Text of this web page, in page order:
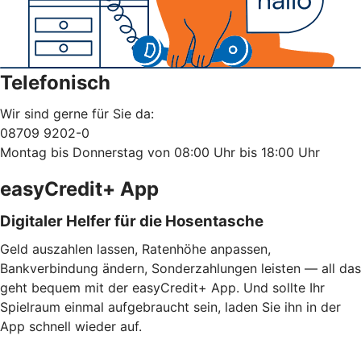
Telefonisch
Wir sind gerne für Sie da:
08709 9202-0
Montag bis Donnerstag von 08:00 Uhr bis 18:00 Uhr
easyCredit+ App
Digitaler Helfer für die Hosentasche
Geld auszahlen lassen, Ratenhöhe anpassen,
Bankverbindung ändern, Sonderzahlungen leisten — all das
geht bequem mit der easyCredit+ App. Und sollte Ihr
Spielraum einmal aufgebraucht sein, laden Sie ihn in der
App schnell wieder auf.